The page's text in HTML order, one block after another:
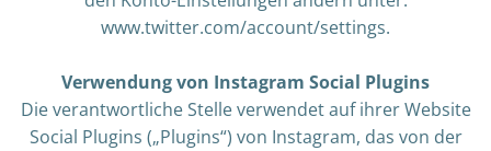
www.twitter.com/account/settings.
Verwendung von Instagram Social Plugins
Die verantwortliche Stelle verwendet auf ihrer Website
Social Plugins („Plugins“) von Instagram, das von der